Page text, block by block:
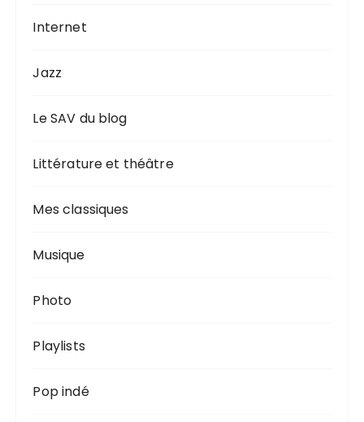
Internet
Jazz
Le SAV du blog
Littérature et théâtre
Mes classiques
Musique
Photo
Playlists
Pop indé